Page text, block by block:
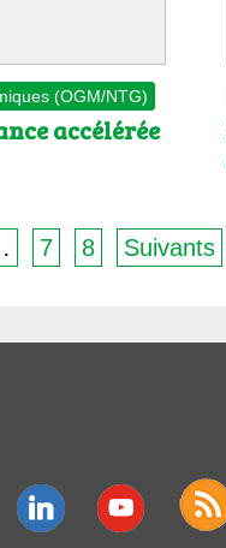
(OGM/NTG)
accélérée
7 8 Suivants